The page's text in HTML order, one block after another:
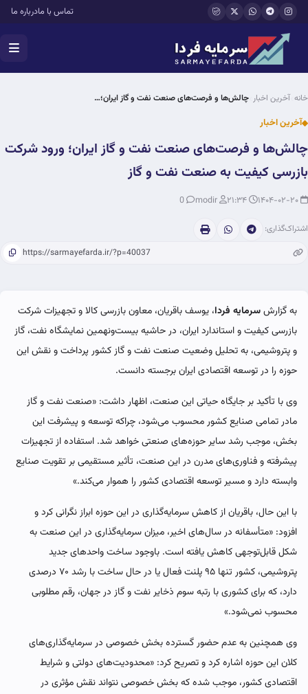
رفتن به محتوای اصلی تماس با مادرباره ما
خانه آخرین اخبار چالش‌ها و فرصت‌های صنعت نفت و گاز ایران؛…
آخرین اخبار
چالش‌ها و فرصت‌های صنعت نفت و گاز ایران؛ ورود شرکت
بازرسی کیفیت به صنعت نفت و گاز
اشتراک‌گذاری:
به گزارشسرمایه فردا، یوسف باقریان، معاون بازرسی کالا و تجهیزات شرکت
بازرسی کیفیت و استاندارد ایران، در حاشیه بیست‌ونهمین نمایشگاه نفت، گاز
و پتروشیمی، به تحلیل وضعیت صنعت نفت و گاز کشور پرداخت و نقش این
حوزه را در توسعه اقتصادی ایران برجسته دانست.
وی با تأکید بر جایگاه حیاتی این صنعت، اظهار داشت: «صنعت نفت و گاز
مادر تمامی صنایع کشور محسوب می‌شود، چراکه توسعه و پیشرفت این
بخش، موجب رشد سایر حوزه‌های صنعتی خواهد شد. استفاده از تجهیزات
پیشرفته و فناوری‌های مدرن در این صنعت، تأثیر مستقیمی بر تقویت صنایع
وابسته دارد و مسیر توسعه اقتصادی کشور را هموار می‌کند.»
با این حال، باقریان از کاهش سرمایه‌گذاری در این حوزه ابراز نگرانی کرد و
افزود: «متأسفانه در سال‌های اخیر، میزان سرمایه‌گذاری در این صنعت به
شکل قابل‌توجهی کاهش یافته است. باوجود ساخت واحدهای جدید
پتروشیمی، کشور تنها ۹۵ پلنت فعال یا در حال ساخت با رشد ۷۰ درصدی
دارد، که برای کشوری با رتبه سوم ذخایر نفت و گاز در جهان، رقم مطلوبی
محسوب نمی‌شود.»
وی همچنین به عدم حضور گسترده بخش خصوصی در سرمایه‌گذاری‌های
کلان این حوزه اشاره کرد و تصریح کرد: «محدودیت‌های دولتی و شرایط
اقتصادی کشور، موجب شده که بخش خصوصی نتواند نقش مؤثری در